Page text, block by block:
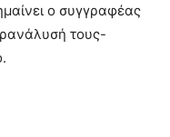
ο συγγραφέας
τους-